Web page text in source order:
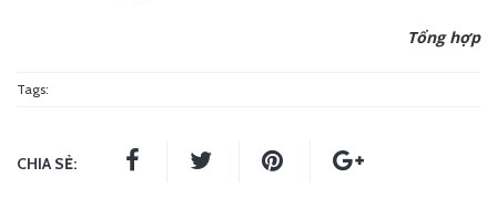
Tổng hợp
Tags:
CHIA SẺ: